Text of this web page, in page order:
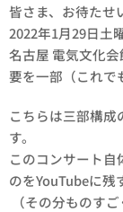
皆さま、お待たせ
2022年1月29日土
名古屋 電気文化
要を一部（これで
こちらは三部構成
す。
このコンサート
のをYouTubeに残
（その分ものす